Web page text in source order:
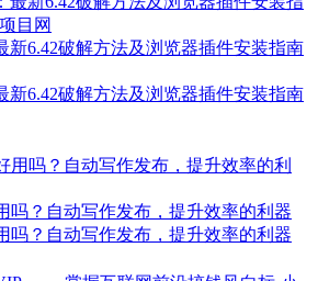
新6.42破解方法及浏览器插件安装指南
新6.42破解方法及浏览器插件安装指南
吗？自动写作发布，提升效率的利器
吗？自动写作发布，提升效率的利器